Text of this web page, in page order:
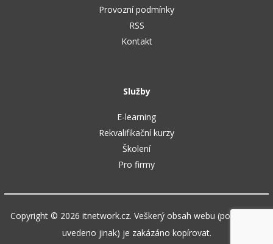
Provozní podmínky
RSS
Kontakt
Služby
E-learning
Rekvalifikační kurzy
Školení
Pro firmy
Copyright © 2026 itnetwork.cz. Veškerý obsah webu (pokud není
uvedeno jinak) je zakázáno kopírovat.